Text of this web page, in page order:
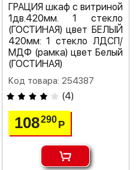
ГРАЦИЯ шкаф с витриной
1дв.420мм. 1 стекло
(ГОСТИНАЯ) цвет БЕЛЫЙ
420мм: 1 стекло ЛДСП/
МДФ (рамка) цвет Белый
(ГОСТИНАЯ)
Код товара: 254387
(4)
108290 Р